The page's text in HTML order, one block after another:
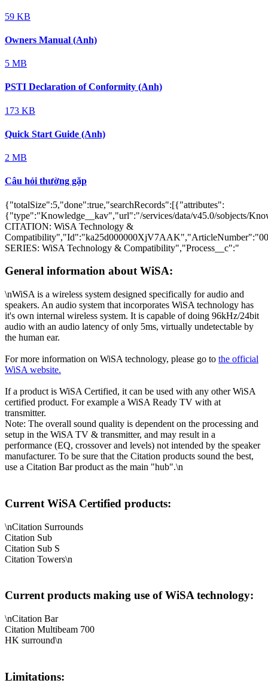
59 KB
Owners Manual (Anh)
5 MB
PSTI Declaration of Conformity (Anh)
173 KB
Quick Start Guide (Anh)
2 MB
Câu hỏi thường gặp
{"totalSize":5,"done":true,"searchRecords":[{"attributes":
{"type":"Knowledge__kav","url":"/services/data/v45.0/sobjects/
CITATION: WiSA Technology &
SERIES: WiSA Technology & Compatibility","Process__c":"
General information about WiSA:
\nWiSA is a wireless system designed specifically for audio and
speakers. An audio system that incorporates WiSA technology has
it's own internal wireless system. It is capable of doing 96kHz/24bit
audio with an audio latency of only 5ms, virtually undetectable by
the human ear.
For more information on WiSA technology, please go to the official
WiSA website.
If a product is WiSA Certified, it can be used with any other WiSA
certified product. For example a WiSA Ready TV with at
transmitter.
Note: The overall sound quality is dependent on the processing and
setup in the WiSA TV & transmitter, and may result in a
performance (EQ, crossover and levels) not intended by the speaker
manufacturer. To be sure that the Citation products sound the best,
use a Citation Bar product as the main "hub".\n
Current WiSA Certified products:
\nCitation Surrounds
Citation Sub
Citation Sub S
Citation Towers\n
Current products making use of WiSA technology:
\nCitation Bar
Citation Multibeam 700
HK surround\n
Limitations: